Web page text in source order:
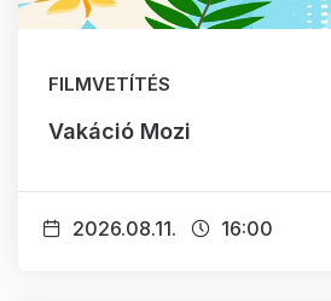
FILMVETÍTÉS
Vakáció Mozi
2026.08.11. 16:00